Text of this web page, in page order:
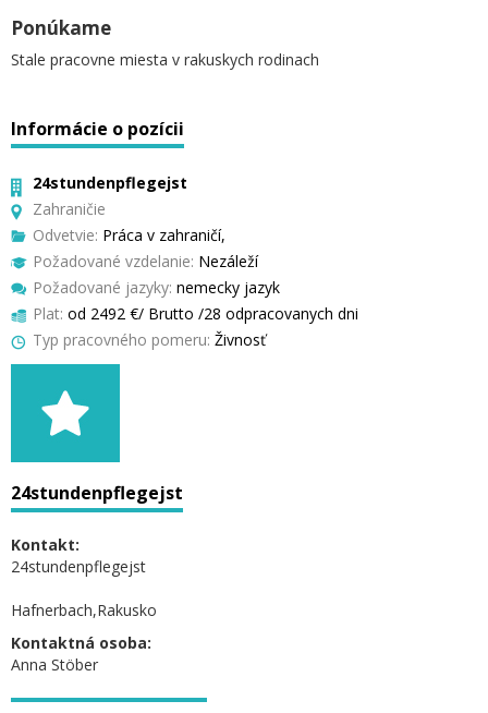
Ponúkame
Stale pracovne miesta v rakuskych rodinach
Informácie o pozícii
24stundenpflegejst
Zahraničie
Odvetvie: Práca v zahraničí,
Požadované vzdelanie: Nezáleží
Požadované jazyky: nemecky jazyk
Plat: od 2492 €/ Brutto /28 odpracovanych dni
Typ pracovného pomeru: Živnosť
24stundenpflegejst
Kontakt:
24stundenpflegejst
Hafnerbach,Rakusko
Kontaktná osoba:
Anna Stöber